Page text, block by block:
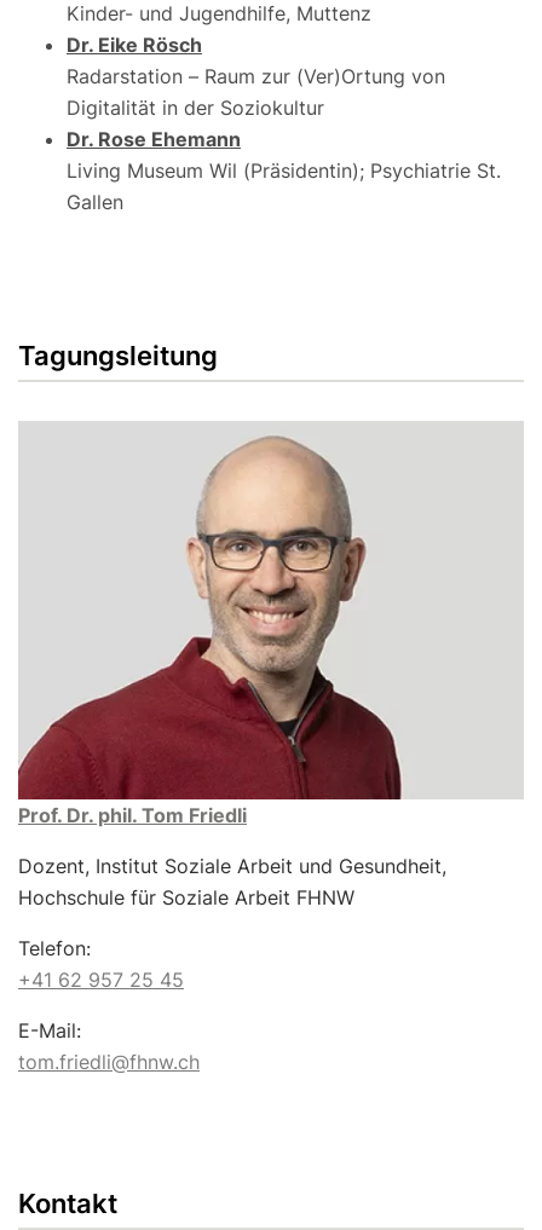
Kinder- und Jugendhilfe, Muttenz
Dr. Eike Rösch
Radarstation – Raum zur (Ver)Ortung von
Digitalität in der Soziokultur
Dr. Rose Ehemann
Living Museum Wil (Präsidentin); Psychiatrie St.
Gallen
Tagungsleitung
Prof. Dr. phil. Tom Friedli
Dozent, Institut Soziale Arbeit und Gesundheit,
Hochschule für Soziale Arbeit FHNW
Telefon:
+41 62 957 25 45
E-Mail:
tom.friedli@fhnw.ch
Kontakt